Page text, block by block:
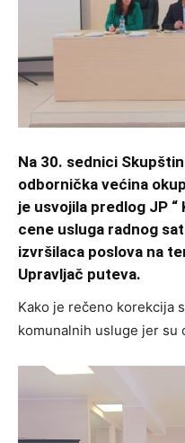
Na 30. sednici
odbornička većina
je usvojila predlog JP “
cene usluga radnog
izvršilaca poslova na
Upravljač puteva.
Kako je rečeno korekcija
komunalnih usluge jer su